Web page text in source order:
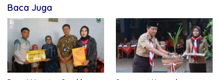
Baca Juga